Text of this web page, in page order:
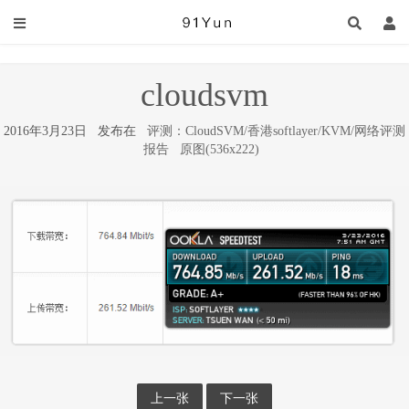
cloudsvm
2016年3月23日 发布在 评测：CloudSVM/香港softlayer/KVM/网络评测
报告
原图(536x222)
上一张 下一张